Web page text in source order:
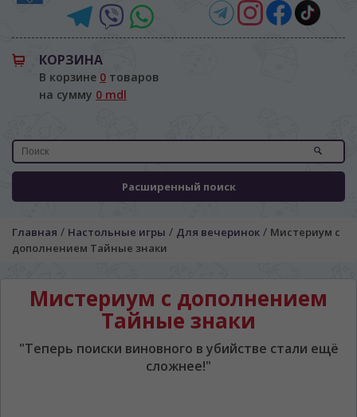
КОРЗИНА
В корзине 0 товаров
на сумму 0 mdl
Расширенный поиск
Главная / Настольные игры / Для вечеринок / Мистериум с
дополнением Тайные знаки
Мистериум с дополнением
Тайные знаки
"Теперь поиски виновного в убийстве стали ещё
сложнее!"